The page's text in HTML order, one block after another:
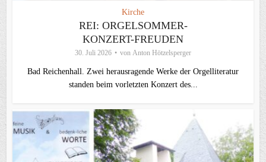
Kirche
REI: ORGELSOMMER-
KONZERT-FREUDEN
30. Juli 2026 von Anton Hötzelsperger
Bad Reichenhall. Zwei herausragende Werke der Orgelliteratur
standen beim vorletzten Konzert des...